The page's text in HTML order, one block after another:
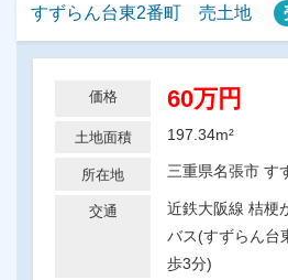
すずらん台東2番町 売土地
価格 60万円
土地面積 197.34m²
所在地 三重県名張市
交通
近鉄大阪線 桔梗
バス(すずらん台
歩3分)